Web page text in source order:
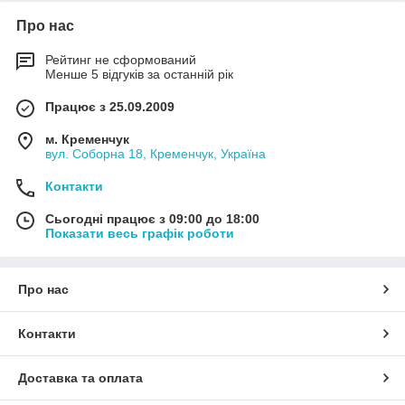
Про нас
Рейтинг не сформований
Менше 5 відгуків за останній рік
Працює з 25.09.2009
м. Кременчук
вул. Соборна 18, Кременчук, Україна
Контакти
Сьогодні працює з 09:00 до 18:00
Показати весь графік роботи
Про нас
Контакти
Доставка та оплата